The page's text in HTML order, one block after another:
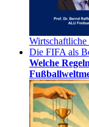
Wirtschaftliche
Die FIFA als
Welche